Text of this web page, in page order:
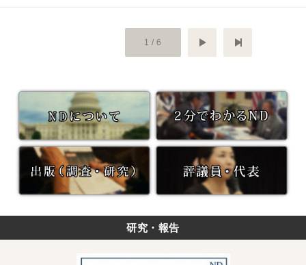
次へ
1 / 6
研究・報告